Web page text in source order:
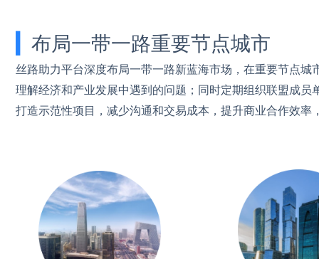
布局一带一路重要节点城市
丝路助力平台深度布局一带一路新蓝海市场，在重要节点
理解经济和产业发展中遇到的问题；同时定期组织联盟成
打造示范性项目，减少沟通和交易成本，提升商业合作效率